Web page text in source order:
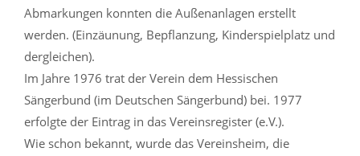
Abmarkungen konnten die Außenanlagen erstellt
werden. (Einzäunung, Bepflanzung, Kinderspielplatz und
dergleichen).
Im Jahre 1976 trat der Verein dem Hessischen
Sängerbund (im Deutschen Sängerbund) bei. 1977
erfolgte der Eintrag in das Vereinsregister (e.V.).
Wie schon bekannt, wurde das Vereinsheim, die